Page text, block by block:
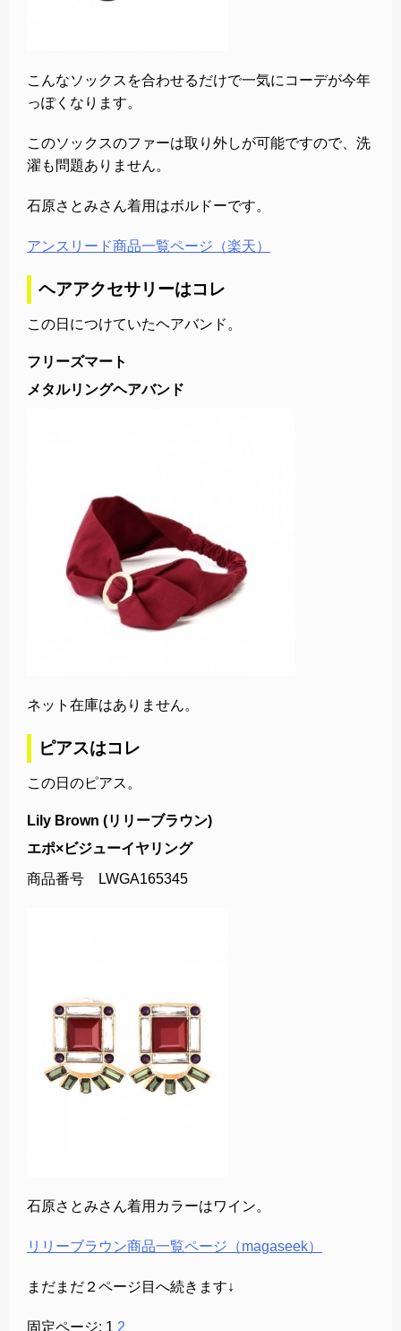
こんなソックスを合わせるだけで一気にコーデが今年
っぽくなります。
このソックスのファーは取り外しが可能ですので、洗
濯も問題ありません。
石原さとみさん着用はボルドーです。
アンスリード商品一覧ページ（楽天）
ヘアアクセサリーはコレ
この日につけていたヘアバンド。
フリーズマート
メタルリングヘアバンド
ネット在庫はありません。
ピアスはコレ
この日のピアス。
Lily Brown (リリーブラウン)
エポ×ビジューイヤリング
商品番号 LWGA165345
石原さとみさん着用カラーはワイン。
リリーブラウン商品一覧ページ（magaseek）
まだまだ２ページ目へ続きます↓
固定ページ: 1 2